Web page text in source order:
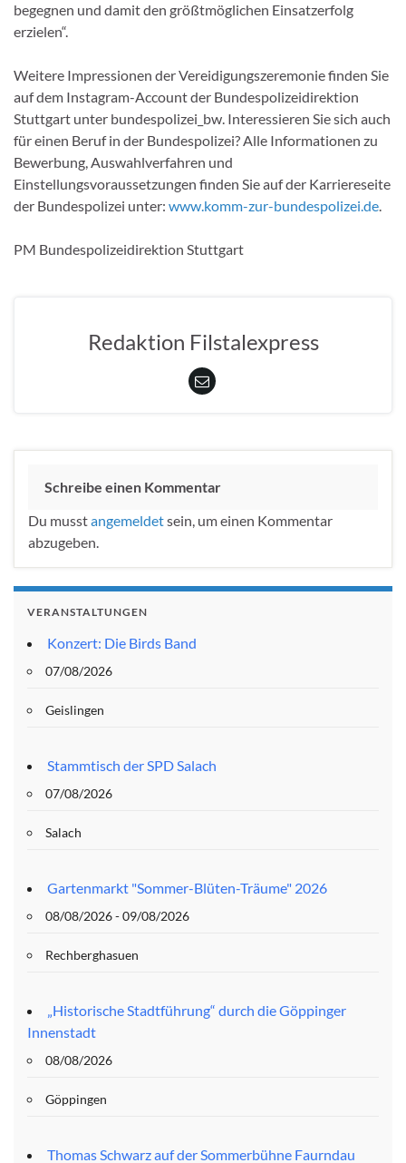
begegnen und damit den größtmöglichen Einsatzerfolg
erzielen“.
Weitere Impressionen der Vereidigungszeremonie finden Sie
auf dem Instagram-Account der Bundespolizeidirektion
Stuttgart unter bundespolizei_bw. Interessieren Sie sich auch
für einen Beruf in der Bundespolizei? Alle Informationen zu
Bewerbung, Auswahlverfahren und
Einstellungsvoraussetzungen finden Sie auf der Karriereseite
der Bundespolizei unter: www.komm-zur-bundespolizei.de.
PM Bundespolizeidirektion Stuttgart
Redaktion Filstalexpress
Schreibe einen Kommentar
Du musstangemeldetsein, um einen Kommentar
abzugeben.
VERANSTALTUNGEN
Konzert: Die Birds Band
07/08/2026
Geislingen
Stammtisch der SPD Salach
07/08/2026
Salach
Gartenmarkt "Sommer-Blüten-Träume" 2026
08/08/2026 - 09/08/2026
Rechberghasuen
„Historische Stadtführung“ durch die Göppinger
Innenstadt
08/08/2026
Göppingen
Thomas Schwarz auf der Sommerbühne Faurndau